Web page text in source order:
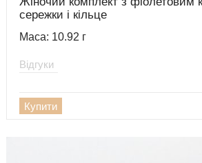
сережки і кільце
Маса: 10.92 г
Відгуки
Купити